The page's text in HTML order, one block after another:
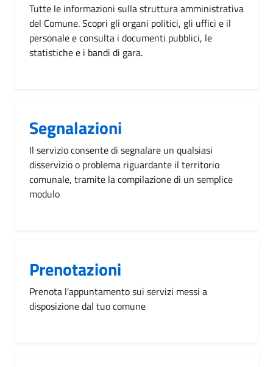
Tutte le informazioni sulla struttura amministrativa
del Comune. Scopri gli organi politici, gli uffici e il
personale e consulta i documenti pubblici, le
statistiche e i bandi di gara.
Segnalazioni
Il servizio consente di segnalare un qualsiasi
disservizio o problema riguardante il territorio
comunale, tramite la compilazione di un semplice
modulo
Prenotazioni
Prenota l'appuntamento sui servizi messi a
disposizione dal tuo comune